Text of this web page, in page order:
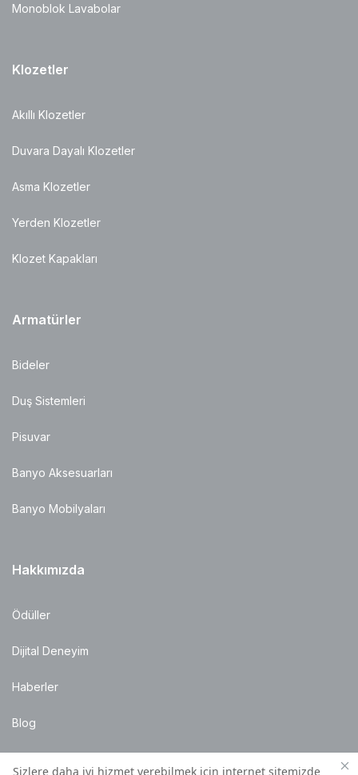
Monoblok Lavabolar
Klozetler
Akıllı Klozetler
Duvara Dayalı Klozetler
Asma Klozetler
Yerden Klozetler
Klozet Kapakları
Armatürler
Bideler
Duş Sistemleri
Pisuvar
Banyo Aksesuarları
Banyo Mobilyaları
Hakkımızda
Ödüller
Dijital Deneyim
Haberler
Blog